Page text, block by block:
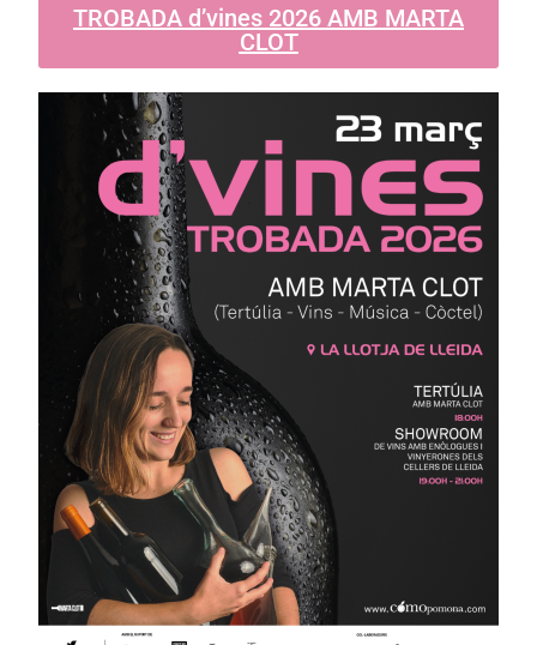
TROBADA d’vines 2026 AMB MARTA
CLOT